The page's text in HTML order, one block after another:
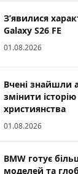
З’явилися
Galaxy S26 FE
01.08.2026
Вчені знайшли
змінити
християнства
01.08.2026
BMW готує
моделей та